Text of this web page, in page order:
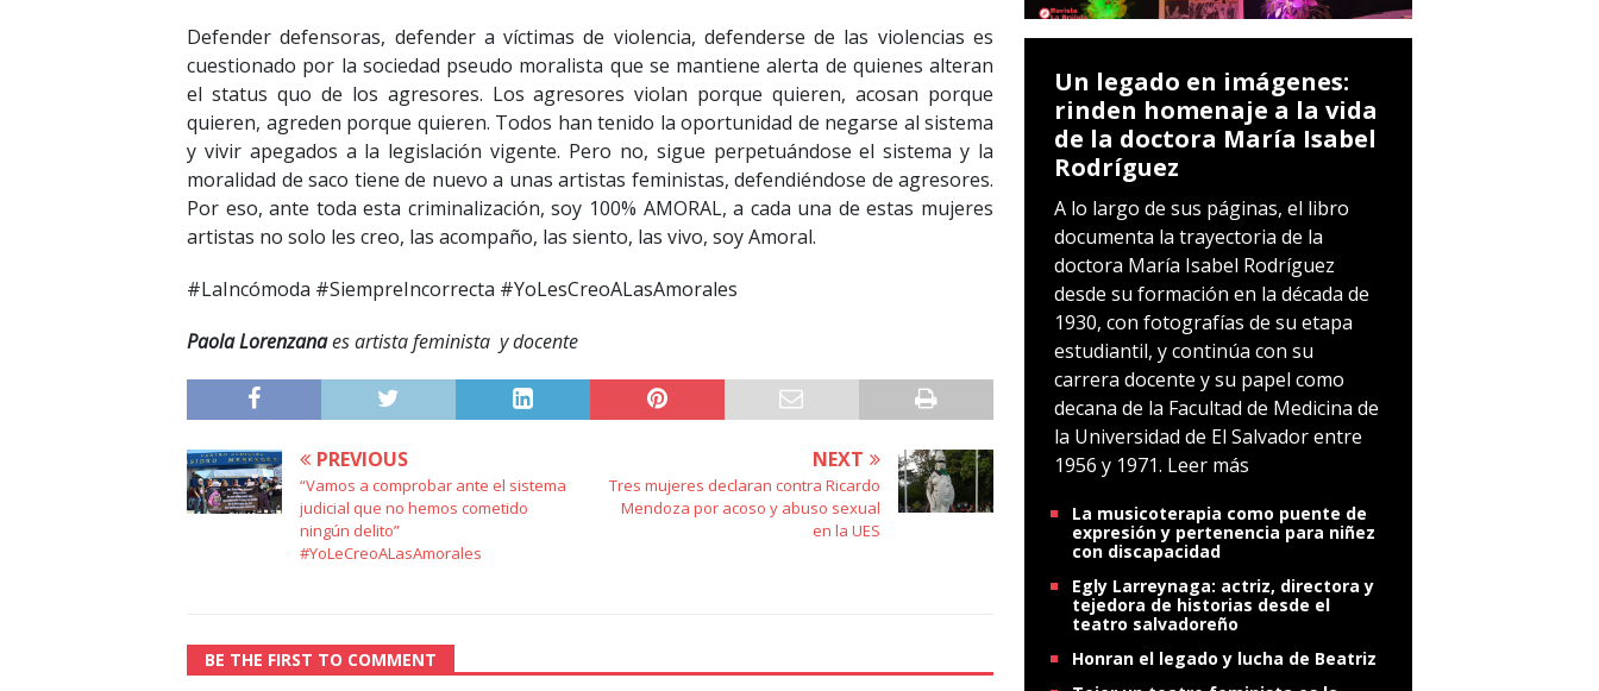
Defender defensoras, defender a víctimas de violencia, defenderse de las violencias es
cuestionado por la sociedad pseudo moralista que se mantiene alerta de quienes alteran
el status quo de los agresores. Los agresores violan porque quieren, acosan porque
quieren, agreden porque quieren. Todos han tenido la oportunidad de negarse al sistema
y vivir apegados a la legislación vigente. Pero no, sigue perpetuándose el sistema y la
moralidad de saco tiene de nuevo a unas artistas feministas, defendiéndose de agresores.
Por eso, ante toda esta criminalización, soy 100% AMORAL, a cada una de estas mujeres
artistas no solo les creo, las acompaño, las siento, las vivo, soy Amoral.
#LaIncómoda #SiempreIncorrecta #YoLesCreoALasAmorales
Paola Lorenzanaes artista feminista y docente
PREVIOUS
“Vamos a comprobar ante el sistema
judicial que no hemos cometido
ningún delito”
#YoLeCreoALasAmorales
NEXT
Tres mujeres declaran contra Ricardo
Mendoza por acoso y abuso sexual
en la UES
BE THE FIRST TO COMMENT
Un legado en imágenes:
rinden homenaje a la vida
de la doctora María Isabel
Rodríguez
A lo largo de sus páginas, el libro
documenta la trayectoria de la
doctora María Isabel Rodríguez
desde su formación en la década de
1930, con fotografías de su etapa
estudiantil, y continúa con su
carrera docente y su papel como
decana de la Facultad de Medicina de
la Universidad de El Salvador entre
1956 y 1971. Leer más
La musicoterapia como puente de
expresión y pertenencia para niñez
con discapacidad
Egly Larreynaga: actriz, directora y
tejedora de historias desde el
teatro salvadoreño
Honran el legado y lucha de Beatriz